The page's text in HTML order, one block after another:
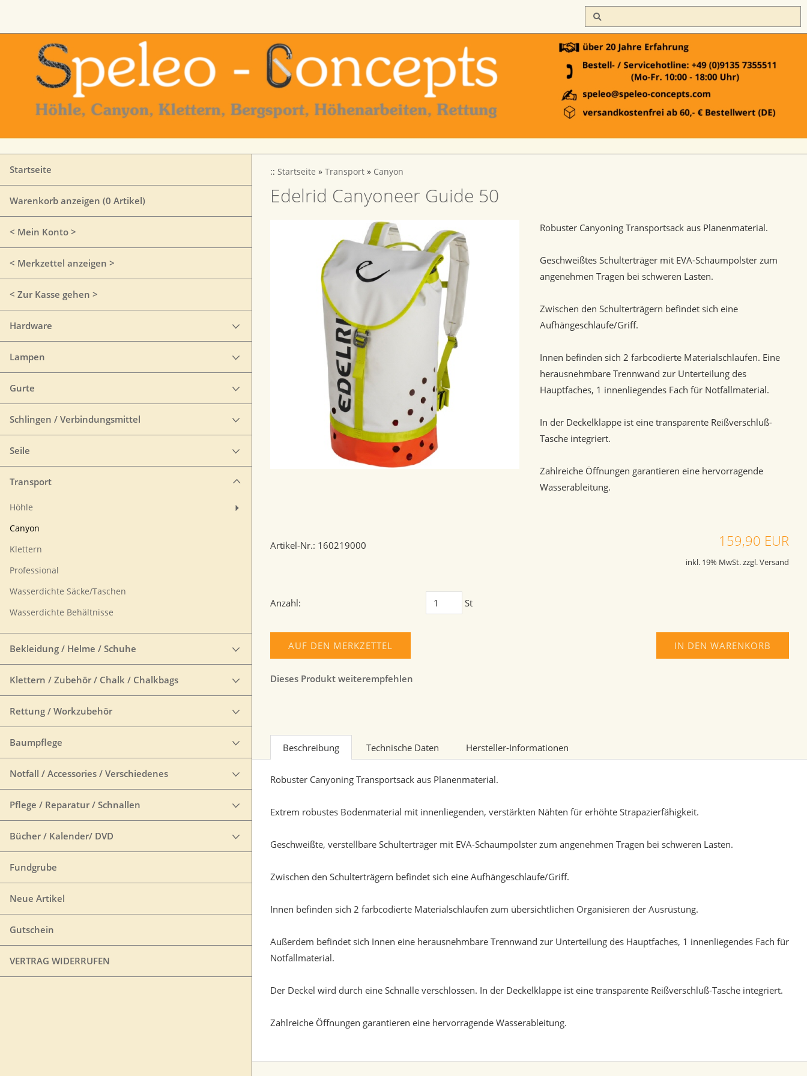
Startseite
Warenkorb anzeigen (0 Artikel)
< Mein Konto >
< Merkzettel anzeigen >
< Zur Kasse gehen >
Hardware
Lampen
Gurte
Schlingen / Verbindungsmittel
Seile
Transport
Höhle
Canyon
Klettern
Professional
Wasserdichte Säcke/Taschen
Wasserdichte Behältnisse
Bekleidung / Helme / Schuhe
Klettern / Zubehör / Chalk / Chalkbags
Rettung / Workzubehör
Baumpflege
Notfall / Accessories / Verschiedenes
Pflege / Reparatur / Schnallen
Bücher / Kalender/ DVD
Fundgrube
Neue Artikel
Gutschein
VERTRAG WIDERRUFEN
:: Startseite » Transport » Canyon
Edelrid Canyoneer Guide 50
Robuster Canyoning Transportsack aus Planenmaterial.
Geschweißtes Schulterträger mit EVA-Schaumpolster zum
angenehmen Tragen bei schweren Lasten.
Zwischen den Schulterträgern befindet sich eine
Aufhängeschlaufe/Griff.
Innen befinden sich 2 farbcodierte Materialschlaufen. Eine
herausnehmbare Trennwand zur Unterteilung des
Hauptfaches, 1 innenliegendes Fach für Notfallmaterial.
In der Deckelklappe ist eine transparente Reißverschluß-
Tasche integriert.
Zahlreiche Öffnungen garantieren eine hervorragende
Wasserableitung.
Artikel-Nr.: 160219000 159,90 EUR
inkl. 19% MwSt. zzgl. Versand
Anzahl: St
IN DEN WARENKORB
AUF DEN MERKZETTEL
Dieses Produkt weiterempfehlen
Beschreibung Technische Daten Hersteller-Informationen
Robuster Canyoning Transportsack aus Planenmaterial.
Extrem robustes Bodenmaterial mit innenliegenden, verstärkten Nähten für erhöhte Strapazierfähigkeit.
Geschweißte, verstellbare Schulterträger mit EVA-Schaumpolster zum angenehmen Tragen bei schweren Lasten.
Zwischen den Schulterträgern befindet sich eine Aufhängeschlaufe/Griff.
Innen befinden sich 2 farbcodierte Materialschlaufen zum übersichtlichen Organisieren der Ausrüstung.
Außerdem befindet sich Innen eine herausnehmbare Trennwand zur Unterteilung des Hauptfaches, 1 innenliegendes Fach für
Notfallmaterial.
Der Deckel wird durch eine Schnalle verschlossen. In der Deckelklappe ist eine transparente Reißverschluß-Tasche integriert.
Zahlreiche Öffnungen garantieren eine hervorragende Wasserableitung.